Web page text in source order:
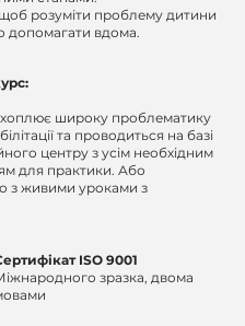
розуміти проблему дитини
допомагати вдома.
широку проблематику
та проводиться на базі
центру з усім необхідним
для практики. Або
з живими уроками з
ISO 9001
зразка, двома